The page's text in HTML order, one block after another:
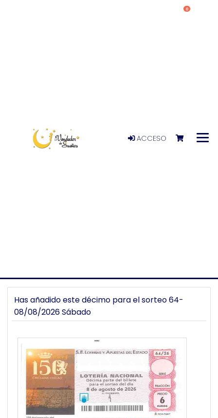
ACCESO
0
Has añadido este décimo para el sorteo 64-
08/08/2026 Sábado
66982